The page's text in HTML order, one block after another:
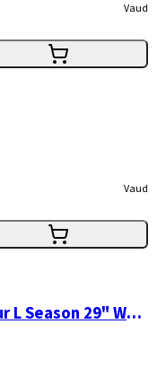
Vaud
Vaud
Kalkhoff E-Citybike Endeavour L Season 29" Wa 400Wh